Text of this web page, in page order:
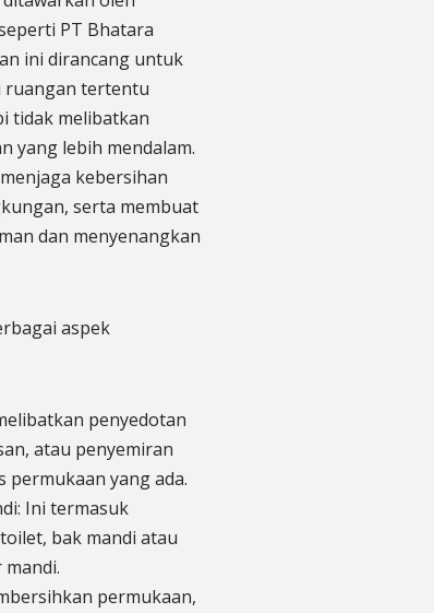
PT Bhatara
ini dirancang untuk
ruangan tertentu
tidak melibatkan
yang lebih mendalam.
kebersihan
serta membuat
dan menyenangkan
aspek
penyedotan
atau penyemiran
permukaan yang ada.
Ini termasuk
bak mandi atau
permukaan,